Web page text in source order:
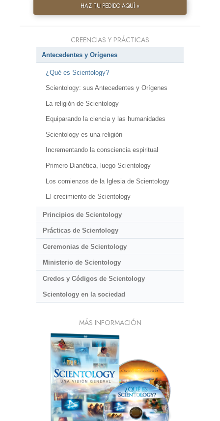
HAZ TU PEDIDO AQUÍ »
CREENCIAS Y PRÁCTICAS
Antecedentes y Orígenes
¿Qué es Scientology?
Scientology: sus Antecedentes y Orígenes
La religión de Scientology
Equiparando la ciencia y las humanidades
Scientology es una religión
Incrementando la consciencia espiritual
Primero Dianética, luego Scientology
Los comienzos de la Iglesia de Scientology
El crecimiento de Scientology
Principios de Scientology
Prácticas de Scientology
Ceremonias de Scientology
Ministerio de Scientology
Credos y Códigos de Scientology
Scientology en la sociedad
MÁS INFORMACIÓN